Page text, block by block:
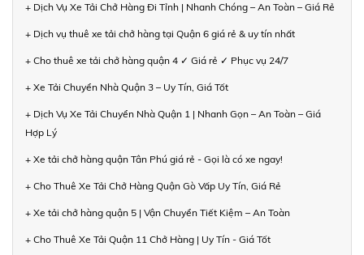
+ Dịch Vụ Xe Tải Chở Hàng Đi Tỉnh | Nhanh Chóng – An Toàn – Giá Rẻ
+ Dịch vụ thuê xe tải chở hàng tại Quận 6 giá rẻ & uy tín nhất
+ Cho thuê xe tải chở hàng quận 4 ✓ Giá rẻ ✓ Phục vụ 24/7
+ Xe Tải Chuyển Nhà Quận 3 – Uy Tín, Giá Tốt
+ Dịch Vụ Xe Tải Chuyển Nhà Quận 1 | Nhanh Gọn – An Toàn – Giá
Hợp Lý
+ Xe tải chở hàng quận Tân Phú giá rẻ - Gọi là có xe ngay!
+ Cho Thuê Xe Tải Chở Hàng Quận Gò Vấp Uy Tín, Giá Rẻ
+ Xe tải chở hàng quận 5 | Vận Chuyển Tiết Kiệm – An Toàn
+ Cho Thuê Xe Tải Quận 11 Chở Hàng | Uy Tín - Giá Tốt